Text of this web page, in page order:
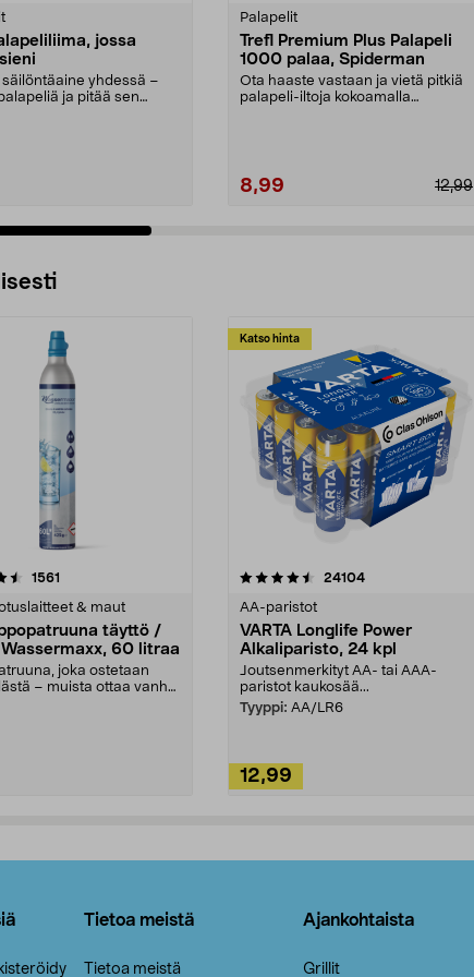
jossa
säilöntäaine yhdessä –
ja pitää sen
Palapelit
Trefl Premium Plus Palapeli
1000 palaa, Spiderman
Ota haaste vastaan ja vietä pitkiä
palapeli-iltoja kokoamalla
8,99 12,99
1561
& maut
täyttö /
60 litraa
joka ostetaan
– muista ottaa vanha
Katso hinta
4.5viidestä
24104arvostelut
AA-paristot
VARTA Longlife Power
Alkaliparisto, 24 kpl
Joutsenmerkityt AA- tai AAA-
paristot kaukosää...
Tyyppi: AA/LR6
12,99
4.5viidestä
Tietoa meistä
Tietoa meistä
Ajankohtaista
Grillit